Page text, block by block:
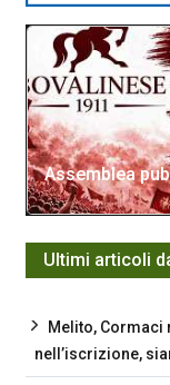
Assemblea
Ultimi articoli
Melito,
nell’iscrizione,